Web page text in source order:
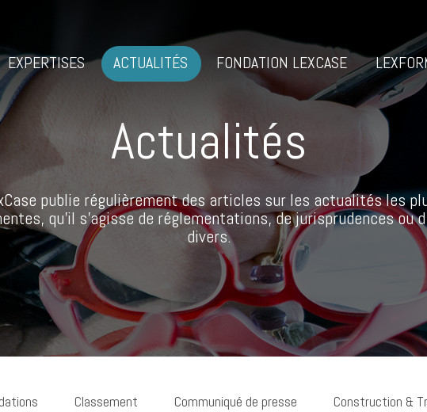
EXPERTISES ACTUALITÉS FONDATION LEXCASE
Actualités
publie régulièrement des articles sur les actualités les
qu’il s’agisse de réglementations, de jurisprudences ou
divers.
Classement Communiqué de presse Construction &